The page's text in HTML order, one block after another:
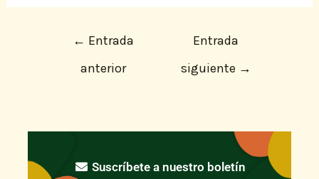
← Entrada
anterior
Entrada
siguiente →
Suscríbete a nuestro boletín